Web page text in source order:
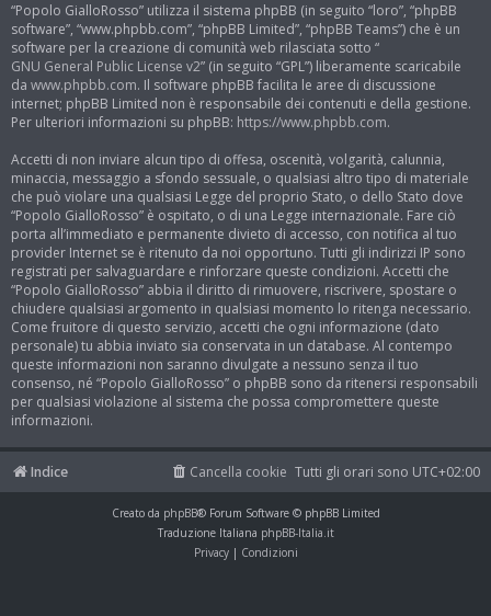
“Popolo GialloRosso” utilizza il sistema phpBB (in seguito “loro”, “phpBB
software”, “www.phpbb.com”, “phpBB Limited”, “phpBB Teams”) che è un
software per la creazione di comunità web rilasciata sotto “
GNU General Public License v2” (in seguito “GPL”) liberamente scaricabile
da www.phpbb.com. Il software phpBB facilita le aree di discussione
internet; phpBB Limited non è responsabile dei contenuti e della gestione.
Per ulteriori informazioni su phpBB: https://www.phpbb.com.
Accetti di non inviare alcun tipo di offesa, oscenità, volgarità, calunnia,
minaccia, messaggio a sfondo sessuale, o qualsiasi altro tipo di materiale
che può violare una qualsiasi Legge del proprio Stato, o dello Stato dove
“Popolo GialloRosso” è ospitato, o di una Legge internazionale. Fare ciò
porta all’immediato e permanente divieto di accesso, con notifica al tuo
provider Internet se è ritenuto da noi opportuno. Tutti gli indirizzi IP sono
registrati per salvaguardare e rinforzare queste condizioni. Accetti che
“Popolo GialloRosso” abbia il diritto di rimuovere, riscrivere, spostare o
chiudere qualsiasi argomento in qualsiasi momento lo ritenga necessario.
Come fruitore di questo servizio, accetti che ogni informazione (dato
personale) tu abbia inviato sia conservata in un database. Al contempo
queste informazioni non saranno divulgate a nessuno senza il tuo
consenso, né “Popolo GialloRosso” o phpBB sono da ritenersi responsabili
per qualsiasi violazione al sistema che possa compromettere queste
informazioni.
Indice Tutti gli orari sono UTC+02:00
Cancella cookie
Creato da phpBB® Forum Software © phpBB Limited
Traduzione Italiana phpBB-Italia.it
Privacy| Condizioni